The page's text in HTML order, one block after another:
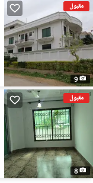
مقبول
9
مقبول
8